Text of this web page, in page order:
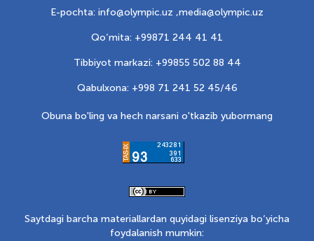
E-pochta: info@olympic.uz ,media@olympic.uz
Qo‘mita: +99871 244 41 41
Tibbiyot markazi: +99855 502 88 44
Qabulxona: +998 71 241 52 45/46
Obuna bo'ling va hech narsani o'tkazib yubormang
Saytdagi barcha materiallardan quyidagi lisenziya bo‘yicha
foydalanish mumkin: